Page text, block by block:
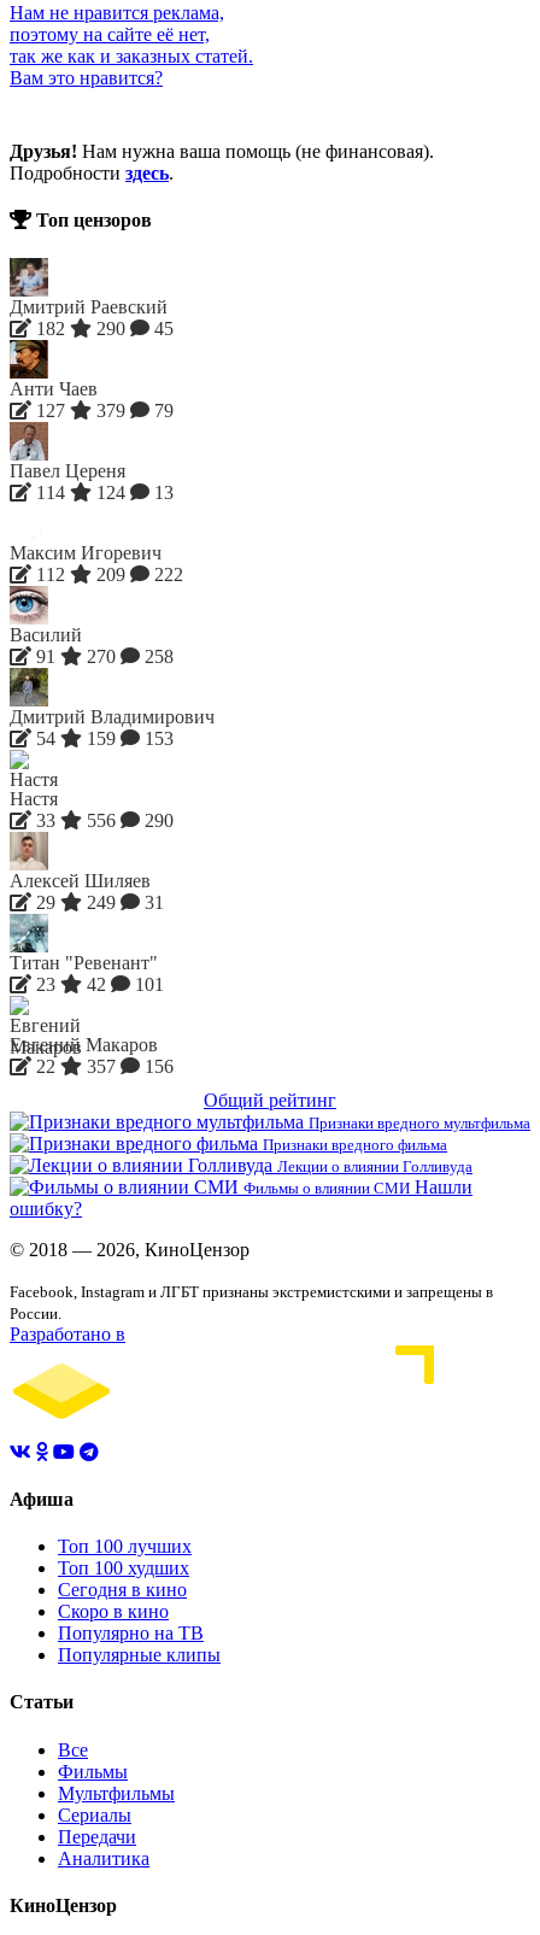
Нам не нравится реклама,
поэтому на сайте её нет,
так же как и заказных статей.
Вам это нравится?
Друзья! Нам нужна ваша помощь (не финансовая).
Подробности здесь.
Топ цензоров
Дмитрий Раевский
182
290 45
Анти Чаев
127
379 79
Павел Цереня
114
124 13
Максим Игоревич
112
209 222
Василий
91
270 258
Дмитрий Владимирович
54
159 153
Настя
33
556 290
Алексей Шиляев
29
249 31
Титан "Ревенант"
23
42 101
Евгений Макаров
22
357
156
Общий рейтинг
Признаки вредного мультфильма
Признаки вредного фильма
Лекции о влиянии Голливуда
Фильмы о влиянии СМИ Нашли
ошибку?
© 2018 — 2026, КиноЦензор
Facebook, Instagram и ЛГБТ признаны экстремистскими и запрещены в
России.
Разработано в
Афиша
Топ 100 лучших
Топ 100 худших
Сегодня в кино
Скоро в кино
Популярно на ТВ
Популярные клипы
Статьи
Все
Фильмы
Мультфильмы
Сериалы
Передачи
Аналитика
КиноЦензор